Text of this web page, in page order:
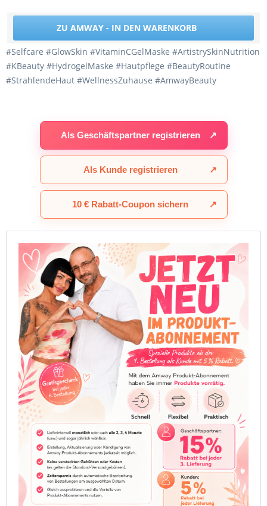
ZU AMWAY - IN DEN WARENKORB
#Selfcare #GlowSkin #VitaminCGelMaske #ArtistrySkinNutrition
#KBeauty #HydrogelMaske #Hautpflege #BeautyRoutine
#StrahlendeHaut #WellnessZuhause #AmwayBeauty
Als Geschäftspartner registrieren ↗
Als Kunde registrieren ↗
10 € Rabatt-Coupon sichern ↗